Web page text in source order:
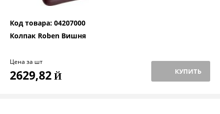
Код товара: 04207000
Колпак Roben Вишня
Цена за шт
2629,82 Й КУПИТЬ